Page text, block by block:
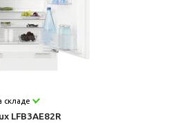
складе
LFB3AE82R